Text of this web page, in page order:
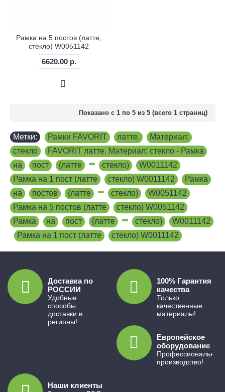
Рамка на 5 постов (латте,
стекло) W0051142
6620.00 р.
Показано с 1 по 5 из 5 (всего 1 страниц)
Метки: Рамки FAVORIT латте. Материал:
стекло
FAVORIT латте. Материал: стекло - Рамка
на
пост (латте стекло) W0011142
Рамка на 1 пост (латте
стекло) W0011142 Рамка
на
постов (латте стекло) W0051142
Рамка на 5 постов (латте
стекло) W0051142
Рамка
на пост (латте стекло)
W0011142
Рамка на 1 пост (латте стекло) W0011142
Доставка по
РОССИИ
Удобные
способы
доставки в
регионы!
100% Гарантия
качества
Только
качественные
материалы!
Европейское
оборудование
Профессиональное
производство!
Наши клиенты